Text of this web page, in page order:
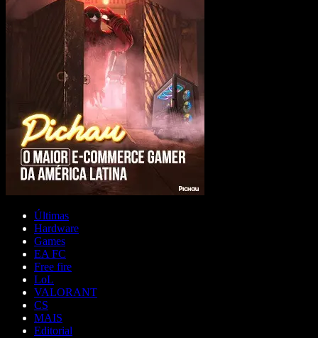
Últimas
Hardware
Games
EA FC
Free fire
LoL
VALORANT
CS
MAIS
Editorial